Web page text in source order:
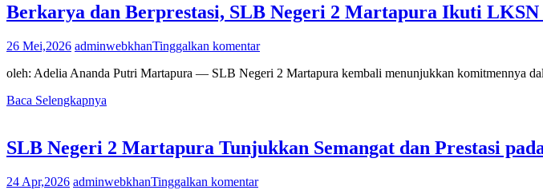
Berkarya dan Berprestasi, SLB Negeri 2 Martapura Ikuti
26 Mei,2026 adminwebkhanTinggalkan komentar
oleh: Adelia Ananda Putri Martapura — SLB Negeri 2 Martapura kembali menunjukkan komitmennya
Baca Selengkapnya
SLB Negeri 2 Martapura Tunjukkan Semangat dan Prestasi
24 Apr,2026 adminwebkhanTinggalkan komentar